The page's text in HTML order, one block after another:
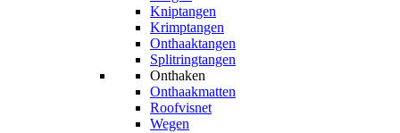
Kniptangen
Krimptangen
Onthaaktangen
Splitringtangen
Onthaken
Onthaakmatten
Roofvisnet
Wegen